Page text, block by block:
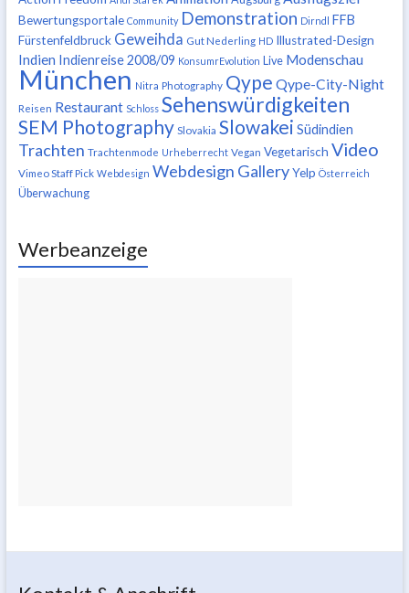
Bewertungsportale Community Demonstration Dirndl FFB
Fürstenfeldbruck Geweihda Gut Nederling HD Illustrated-Design
Indien Indienreise 2008/09 KonsumrEvolution Live Modenschau
München Nitra Photography Qype Qype-City-Night
Reisen Restaurant Schloss Sehenswürdigkeiten
SEM Photography Slovakia Slowakei Südindien
Trachten Trachtenmode Urheberrecht Vegan Vegetarisch Video
Vimeo Staff Pick Webdesign Webdesign Gallery Yelp Österreich
Überwachung
Werbeanzeige